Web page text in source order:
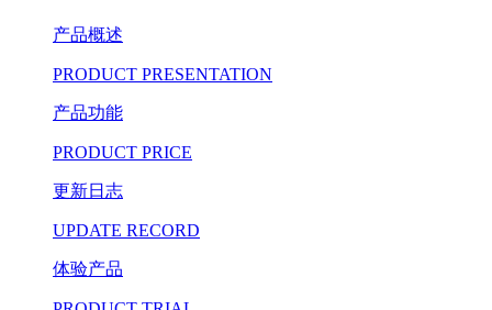
产品概述
PRODUCT PRESENTATION
产品功能
PRODUCT PRICE
更新日志
UPDATE RECORD
体验产品